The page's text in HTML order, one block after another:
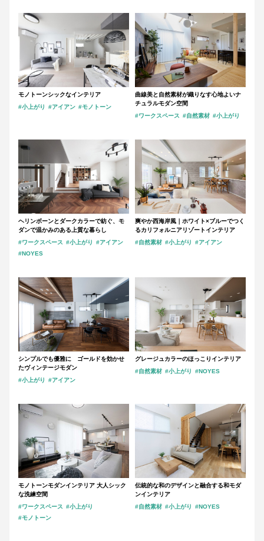
モノトーンシックなインテリア
#小上がり
#アイアン #モノトーン
曲線美と自然素材が織りなす心地よいナ
チュラルモダン空間
#ワークスペース #自然素材 #小上がり
ヘリンボーンとダークカラーで紡ぐ、モ
ダンで温かみのある上質な暮らし
#ワークスペース #小上がり
#アイアン
#NOYES
爽やか西海岸風｜ホワイト×ブルーでつく
るカリフォルニアリゾートインテリア
#自然素材 #小上がり #アイアン
シンプルでも優雅に ゴールドを効かせ
たヴィンテージモダン
#小上がり
#アイアン
グレージュカラーのほっこりインテリア
#自然素材 #小上がり #NOYES
モノトーンモダンインテリア 大人シック
な洗練空間
#ワークスペース #小上がり
#モノトーン
伝統的な和のデザインと融合する和モダ
ンインテリア
#自然素材 #小上がり #NOYES